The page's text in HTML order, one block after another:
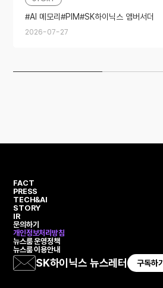
2026-07-27
AI 메모리
PIM
SK하이닉스 앰버서더
System Architecture
FACT
PRESS
TECH&AI
STORY
IR
문의하기
개인정보처리방침
뉴스룸 운영정책
뉴스룸 이용안내
SK하이닉스 뉴스레터 구독하기